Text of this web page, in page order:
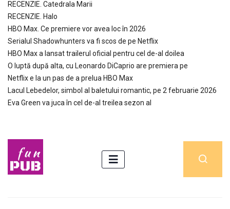
RECENZIE. Catedrala Marii
RECENZIE. Halo
HBO Max. Ce premiere vor avea loc în 2026
Serialul Shadowhunters va fi scos de pe Netflix
HBO Max a lansat trailerul oficial pentru cel de-al doilea
O luptă după alta, cu Leonardo DiCaprio are premiera pe
Netflix e la un pas de a prelua HBO Max
Lacul Lebedelor, simbol al baletului romantic, pe 2 februarie 2026
Eva Green va juca în cel de-al treilea sezon al